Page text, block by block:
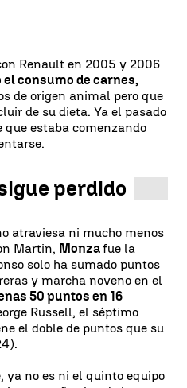
Renault en 2005 y 2006
el consumo de carnes,
de origen animal pero que
de su dieta. Ya el pasado
que estaba comenzando
perdido
atraviesa ni mucho menos
Martin, Monzafue la
solo ha sumado puntos
y marcha noveno en el
50 puntos en 16
Russell, el séptimo
el doble de puntos que su
ya no es ni el quinto equipo